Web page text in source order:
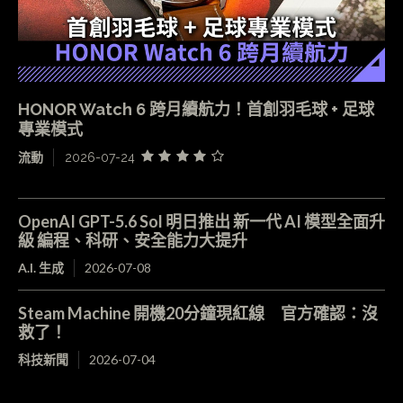
HONOR Watch 6 跨月續航力！首創羽毛球 + 足球
專業模式
流動 2026-07-24
OpenAI GPT-5.6 Sol 明日推出 新一代 AI 模型全面升
級 編程、科研、安全能力大提升
A.I. 生成 2026-07-08
Steam Machine 開機20分鐘現紅線 官方確認：沒
救了！
科技新聞 2026-07-04